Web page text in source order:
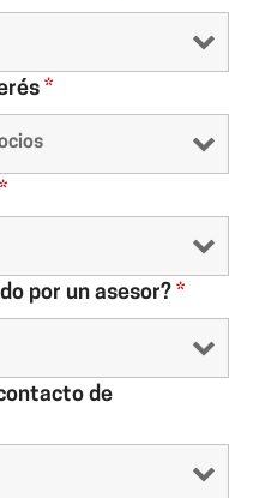
*
*
por un asesor? *
de